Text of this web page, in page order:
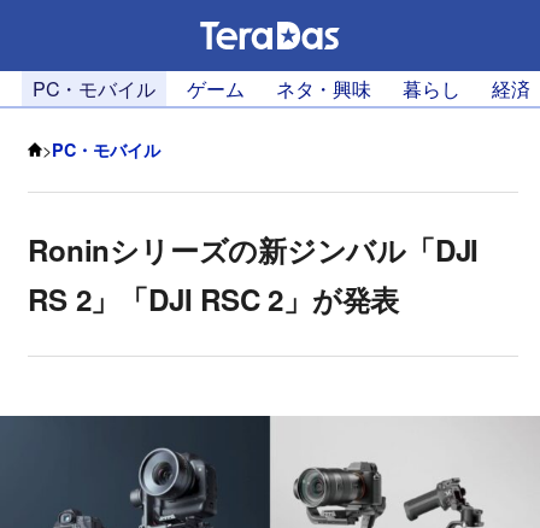
PC・モバイル ゲーム ネタ・興味 暮らし 経済
>PC・モバイル
Roninシリーズの新ジンバル「DJI
RS 2」「DJI RSC 2」が発表